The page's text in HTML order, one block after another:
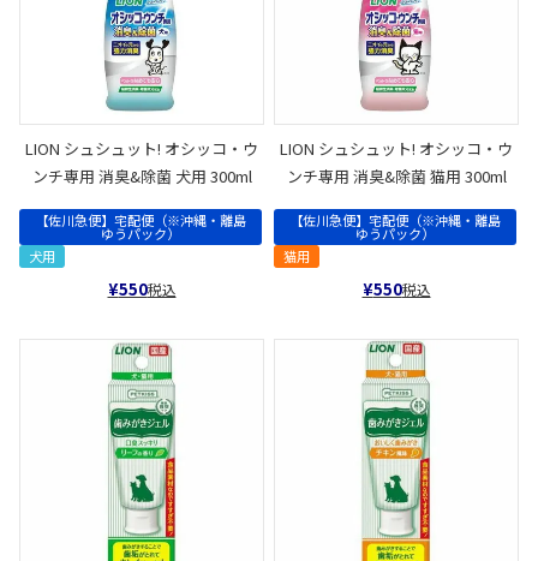
LION シュシュット! オシッコ・ウ
ンチ専用 消臭&除菌 犬用 300ml
【佐川急便】宅配便（※沖縄・離島
ゆうパック）
犬用
¥550税込
LION シュシュット! オシッコ・ウ
ンチ専用 消臭&除菌 猫用 300ml
【佐川急便】宅配便（※沖縄・離島
ゆうパック）
猫用
¥550税込